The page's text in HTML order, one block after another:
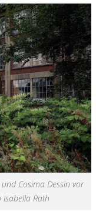
Cosima Dessin vor
Rath